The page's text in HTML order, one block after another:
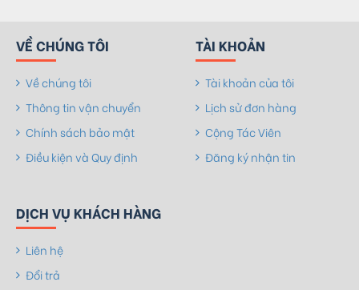
VỀ CHÚNG TÔI
Về chúng tôi
Thông tin vận chuyển
Chính sách bảo mật
Điều kiện và Quy định
TÀI KHOẢN
Tài khoản của tôi
Lịch sử đơn hàng
Cộng Tác Viên
Đăng ký nhận tin
DỊCH VỤ KHÁCH HÀNG
Liên hệ
Đổi trả